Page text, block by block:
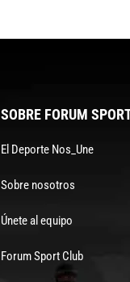
SOBRE FORUM
El Deporte Nos_Une
Sobre nosotros
Únete al equipo
Forum Sport Club